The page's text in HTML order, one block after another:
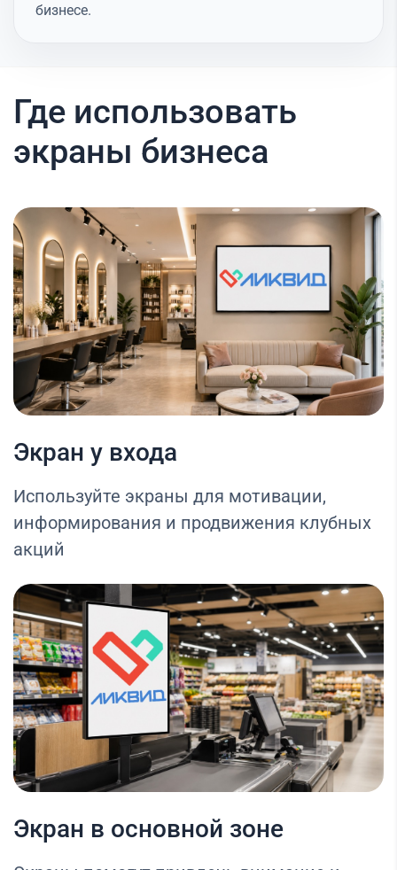
бизнесе.
Где использовать
экраны бизнеса
Экран у входа
Используйте экраны для мотивации,
информирования и продвижения клубных
акций
Экран в основной зоне